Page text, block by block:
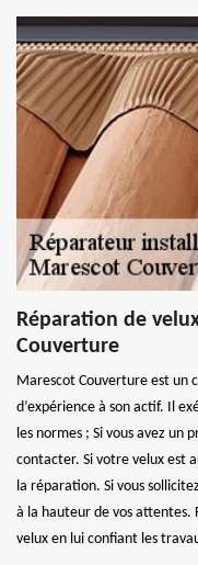
Réparation de
Couverture
Marescot Couverture est un
d’expérience à son actif. Il
les normes ; Si vous avez un
contacter. Si votre velux est
la réparation. Si vous
à la hauteur de vos
velux en lui confiant les